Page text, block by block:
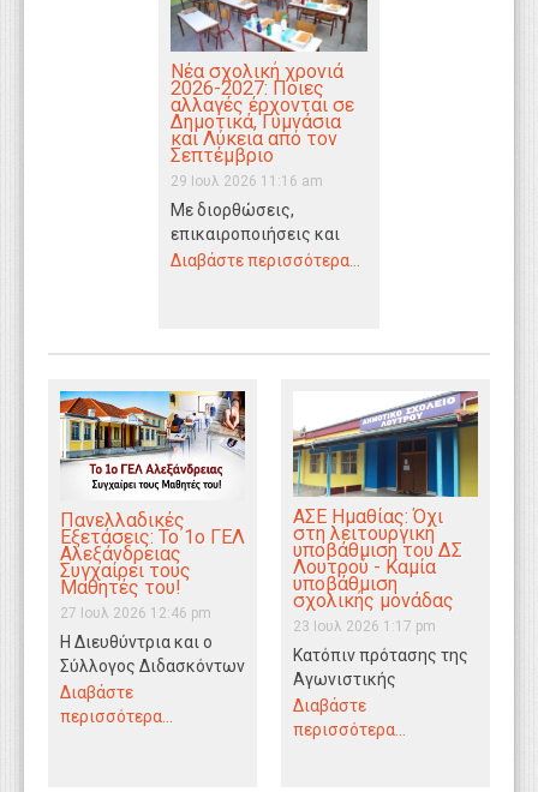
Νέα σχολική χρονιά
2026-2027: Ποιες
αλλαγές έρχονται σε
Δημοτικά, Γυμνάσια
και Λύκεια από τον
Σεπτέμβριο
29 Ιουλ 2026 11:16 am
Με διορθώσεις,
επικαιροποιήσεις και
αναδιατυπώσεις, αλλά
ξεκινήσει η σχολική…
Διαβάστε περισσότερα...
Πανελλαδικές
Εξετάσεις: Το 1ο ΓΕΛ
Αλεξάνδρειας
Συγχαίρει τους
Μαθητές του!
27 Ιουλ 2026 12:46 pm
Η Διευθύντρια και ο
Σύλλογος Διδασκόντων
του 1ου ΓΕΛ
Αλεξάνδρειας
Διαβάστε
περισσότερα...
ΑΣΕ Ημαθίας: Όχι
στη λειτουργική
υποβάθμιση του ΔΣ
Λουτρού - Καμία
υποβάθμιση
σχολικής μονάδας
23 Ιουλ 2026 1:17 pm
Κατόπιν πρότασης της
Αγωνιστικής
Συσπείρωσης
Εκπαιδευτικών, ο ΣΕΠΕ
Διαβάστε
περισσότερα...
Βιβλιοθήκη Απόψεων
Κυτίο Παραπόνων Πολιτών